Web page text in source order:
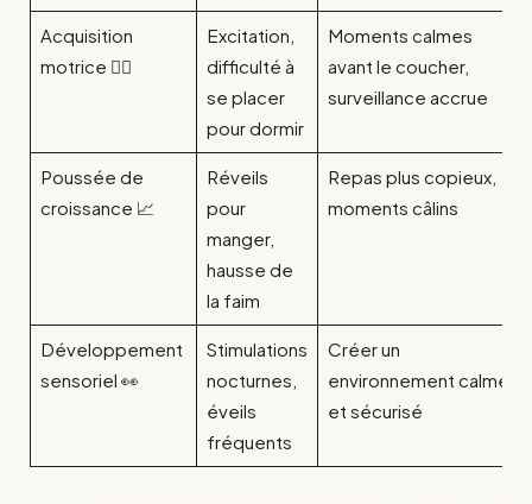
Acquisition
motrice 🤸‍♂️
Excitation,
difficulté à
se placer
pour dormir
Moments calmes
avant le coucher,
surveillance accrue
Poussée de
croissance 📈
Réveils
pour
manger,
hausse de
la faim
Repas plus copieux,
moments câlins
Développement
sensoriel 👀
Stimulations
nocturnes,
éveils
fréquents
Créer un
environnement calme
et sécurisé